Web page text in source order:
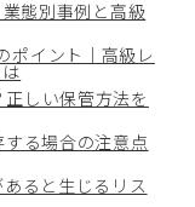
態別事例と高級
ポイント｜高級レ
しい保管方法を
る場合の注意点
ると生じるリス